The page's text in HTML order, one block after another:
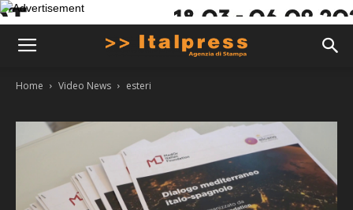
Home Video News esteri